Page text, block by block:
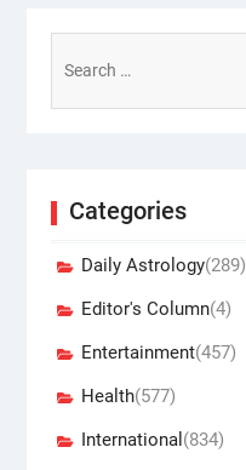
for:
Categories
Daily Astrology(289)
Editor's Column(4)
Entertainment(457)
Health(577)
International (834)